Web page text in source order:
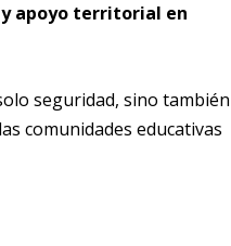
apoyo territorial en
seguridad, sino también
comunidades educativas